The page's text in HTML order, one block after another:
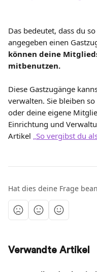
Das bedeutet, dass du
angegeben einen
können deine
mitbenutzen.
Diese Gastzugänge
verwalten. Sie bleiben
oder deine eigene
Einrichtung und
Artikel „So vergibst du
Hat dies deine Frage
Verwandte Artikel